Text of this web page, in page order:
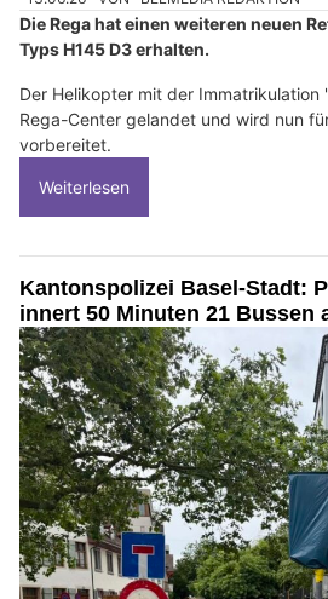
Die Rega hat einen weiteren neuen
Typs H145 D3 erhalten.
Der Helikopter mit der Immatrikulation
Rega-Center gelandet und wird nun
vorbereitet.
Weiterlesen
Kantonspolizei Basel-Stadt:
innert 50 Minuten 21 Bussen